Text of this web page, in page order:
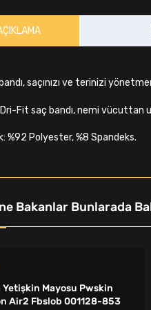
saçınızı ve terinizi
Dri-Fit saç bandı, nemi vücuttan
%92 Polyester, %8 Spandeks.
Bakanlar Bunlarada
Yetişkin Mayosu Pwskin
Air2 Fbslob 001128-853